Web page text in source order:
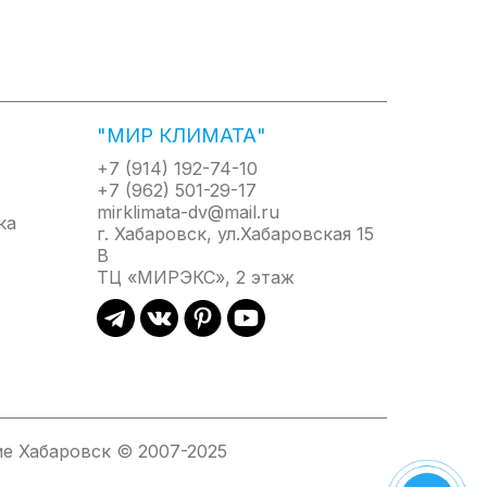
на них накипи и значительно
(нагрев до 70°С) воды внутри
размножающиеся при долгом
°С и автоматически поддерживает. Вы
активации режима достаточно нажать одну
легирующих элементов, таких как
"МИР КЛИМАТА"
+7 (914) 192-74-10
+7 (962) 501-29-17
mirklimata-dv@mail.ru
г. Хабаровск, ул.Хабаровская 15
В
ТЦ «МИРЭКС», 2 этаж
Хабаровск © 2007-2025